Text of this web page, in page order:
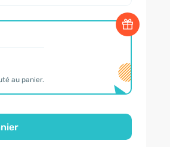
au panier.